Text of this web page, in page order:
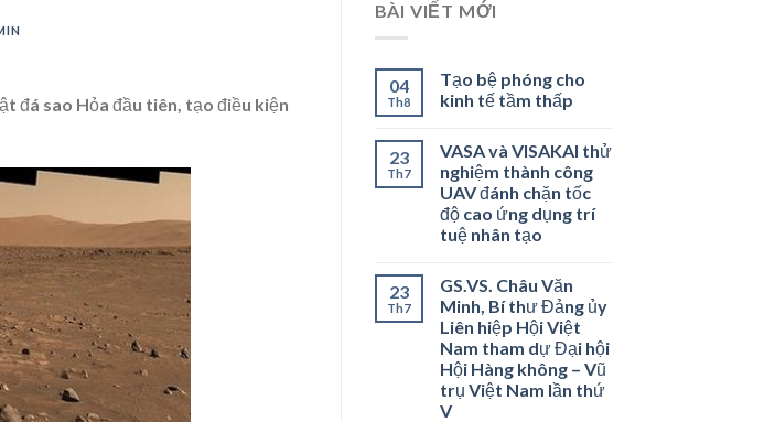
đá sao Hỏa đầu tiên, tạo điều kiện
BÀI VIẾT MỚI
04
Th8
Tạo bệ phóng cho
kinh tế tầm thấp
23
Th7
VASA và VISAKAI thử
nghiệm thành công
UAV đánh chặn tốc
độ cao ứng dụng trí
tuệ nhân tạo
23
Th7
GS.VS. Châu Văn
Minh, Bí thư Đảng ủy
Liên hiệp Hội Việt
Nam tham dự Đại hội
Hội Hàng không – Vũ
trụ Việt Nam lần thứ
V